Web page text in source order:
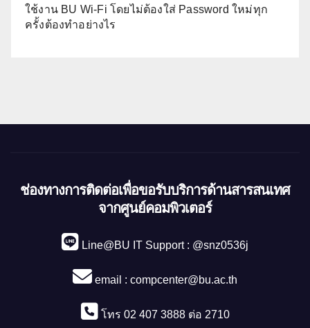
ใช้งาน BU Wi-Fi โดยไม่ต้องใส่ Password ใหม่ทุก
ครั้งต้องทำอย่างไร
ช่องทางการติดต่อเพื่อขอรับบริการด้านสารสนเทศ
จากศูนย์คอมพิวเตอร์
Line@BU IT Support : @snz0536j
email : compcenter@bu.ac.th
โทร 02 407 3888 ต่อ 2710